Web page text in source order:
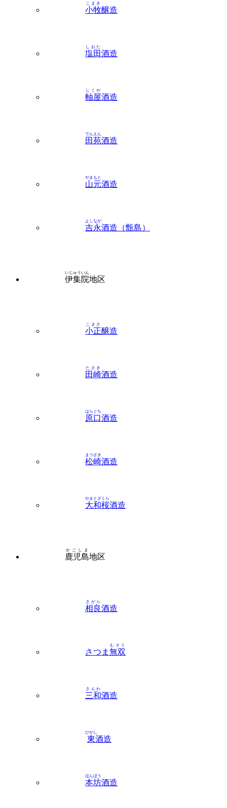
小牧
こまき
醸造
塩田
しおた
酒造
軸屋
じくや
酒造
田苑
でんえん
酒造
山元
やまもと
酒造
吉永
よしなが
酒造（甑島）
伊集院
いじゅういん
地区
小正
こまさ
醸造
田崎
たさき
酒造
原口
はらぐち
酒造
松崎
まつざき
酒造
大和桜
やまとざくら
酒造
鹿児島
かごしま
地区
相良
さがら
酒造
さつま 無双
むそう
三和
さんわ
酒造
東
ひがし
酒造
本坊
ほんぼう
酒造